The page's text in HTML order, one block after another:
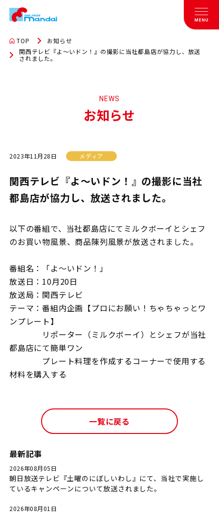
TOP
お知らせ
関西テレビ『よ～いドン！』の撮影に当社都島店が協力し、放送
されました。
NEWS
お知らせ
2023年11月28日 メディア
関西テレビ『よ～いドン！』の撮影に当社
都島店が協力し、放送されました。
以下の番組で、当社都島店にてミルクボーイとシェフ
のお買い物風景、商品陳列風景が放送されました。
番組名：「よ～いドン！」
放送日：10月20日
放送局：関西テレビ
テーマ：番組内企画【プロにお願い！ちゃちゃっとワ
ンプレート】
リポーター（ミルクボーイ）とシェフが当社
都島店にて簡単ワン
プレート料理を作成するコーナーで使用する
材料を購入する
一覧に戻る
最新記事
2026年08月05日
朝日放送テレビ『土曜のにぼしいわし』にて、当社で実施し
ているキャンペーンについて放送されました。
2026年08月01日